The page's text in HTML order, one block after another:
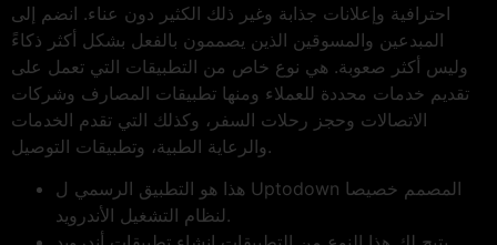
احترافية وإعلانات جذابة وغير ذلك الكثير دون عناء. انضم إلى
المبدعين والمسوقين الذين يصممون بالفعل بشكل أكثر ذكاءً
وليس أكثر صعوبة. هي نوع خاص من التطبيقات التي تعمل على
تقديم خدمات محددة للعملاء ومنها تطبيقات المصارف وشركات
الاتصالات وحجز رحلات السفر، وكذلك التي تقدم الخدمات
والرعاية الطبية، وتطبيقات التوصيل.
هذا هو التطبيق الرسمي ل Uptodown المصمم خصيصا
لنظام التشغيل الأندرويد.